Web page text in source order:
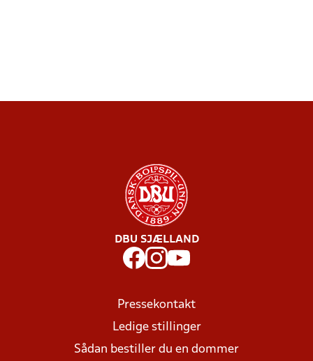
DBU SJÆLLAND
Pressekontakt
Ledige stillinger
Sådan bestiller du en dommer